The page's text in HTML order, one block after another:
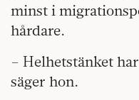
minst i
hårdare.
– Helhetstänket
säger hon.